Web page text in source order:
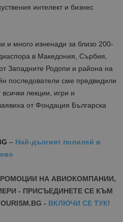
интелект и бизнес
и много изненади за близо 200-
в Македония, Сърбия,
Западните Родопи и района на
последователи сме предвидили
лекции, игри и
от Фондация Българска
– Най-дългият полилей в
НА АВИОКОМПАНИИ,
- ПРИСЪЕДИНЕТЕ СЕ КЪМ
- ВКЛЮЧИ СЕ ТУК!